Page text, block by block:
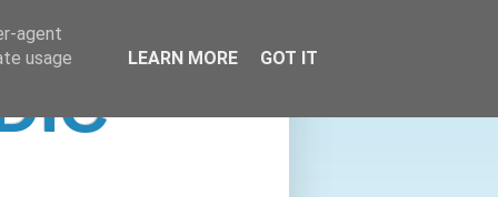
agent
usage
LEARN MORE GOT IT